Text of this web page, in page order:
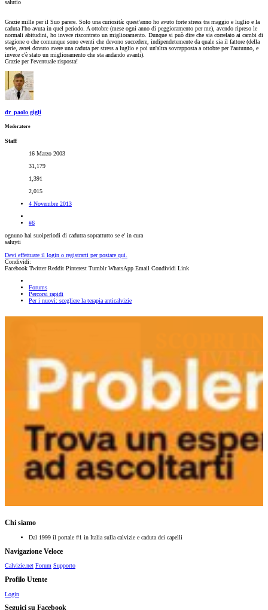
salutio
Grazie mille per il Suo parere. Solo una curiosità: quest'anno ho avuto forte stress tra maggio e luglio e la
caduta l'ho avuta in quel periodo. A ottobre (mese ogni anno di peggioramento per me), avendo ripreso le
normali abitudini, ho invece riscontrato un miglioramento. Dunque si può dire che sia correlato ai cambi di
stagione o che comunque sono eventi che devono succedere, indipendetemente da quale sia il fattore (della
serie, avrei dovuto avere una caduta per stress a luglio e poi un'altra sovrapposta a ottobre per l'autunno, e
invece c'è stato un miglioramento che sta andando avanti).
Grazie per l'eventuale risposta!
dr_paolo gigli
Moderatore
Staff
16 Marzo 2003
31,179
1,391
2,015
4 Novembre 2013
#6
ognuno hai suoiperiodi di cadutra soprattutto se e' in cura
saluyti
Devi effettuare il login o registrarti per postare qui.
Condividi:
Facebook Twitter Reddit Pinterest Tumblr WhatsApp Email Condividi Link
Forums
Percorsi rapidi
Per i nuovi: scegliere la terapia anticalvizie
Chi siamo
Dal 1999 il portale #1 in Italia sulla calvizie e caduta dei capelli
Navigazione Veloce
Calvizie.net Forum Supporto
Profilo Utente
Login
Seguici su Facebook